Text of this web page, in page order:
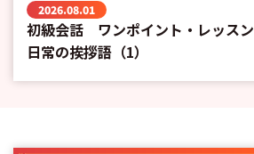
2026.08.01
初級会話 ワンポイント・レッスン
日常の挨拶語（1）